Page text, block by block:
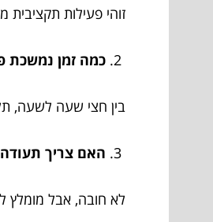
זוהי פעילות
כמה זמן נמשכת
בין חצי שעה לשעה,
האם צריך
לא חובה, אבל מומלץ